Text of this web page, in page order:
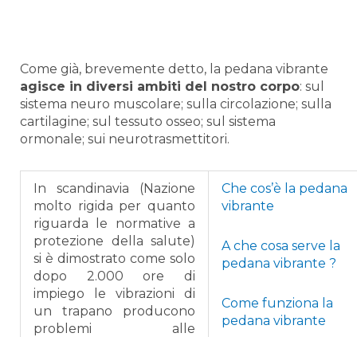
Come già, brevemente detto, la pedana vibrante
agisce in diversi ambiti del nostro corpo: sul
sistema neuro muscolare; sulla circolazione; sulla
cartilagine; sul tessuto osseo; sul sistema
ormonale; sui neurotrasmettitori.
In scandinavia (Nazione
molto rigida per quanto
riguarda le normative a
protezione della salute)
si è dimostrato come solo
dopo 2.000 ore di
impiego le vibrazioni di
un trapano producono
problemi alle
Che cos’è la pedana
vibrante
A che cosa serve la
pedana vibrante ?
Come funziona la
pedana vibrante